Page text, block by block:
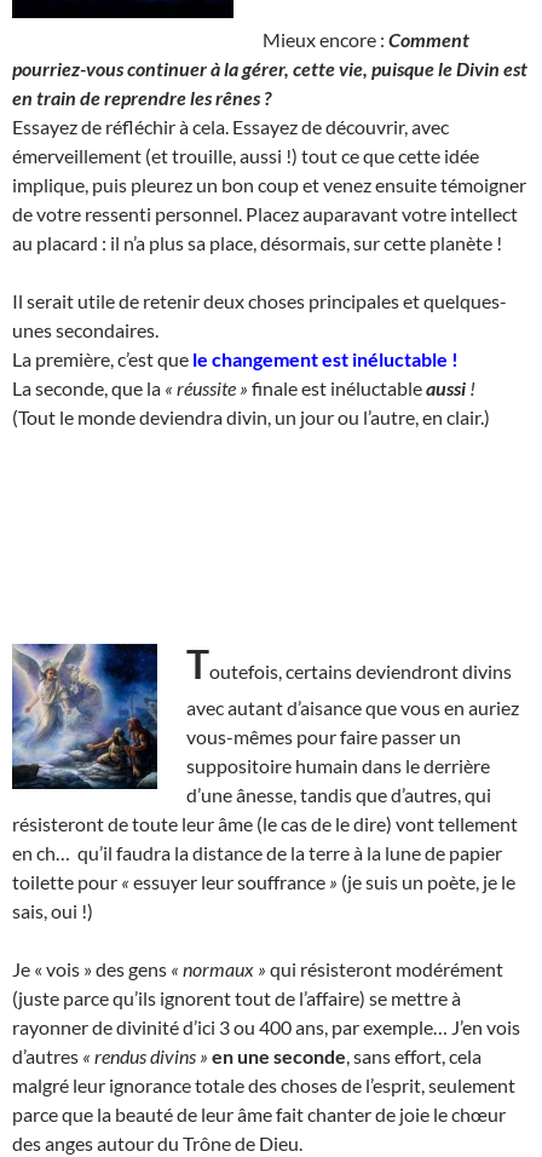
Mieux encore : Comment
pourriez-vous continuer à la gérer, cette vie, puisque le Divin est
en train de reprendre les rênes ?
Essayez de réfléchir à cela. Essayez de découvrir, avec
émerveillement (et trouille, aussi !) tout ce que cette idée
implique, puis pleurez un bon coup et venez ensuite témoigner
de votre ressenti personnel. Placez auparavant votre intellect
au placard : il n’a plus sa place, désormais, sur cette planète !
Il serait utile de retenir deux choses principales et quelques-
unes secondaires.
La première, c’est que le changement est inéluctable !
La seconde, que la « réussite » finale est inéluctableaussi !
(Tout le monde deviendra divin, un jour ou l’autre, en clair.)
Toutefois, certains deviendront divins
avec autant d’aisance que vous en auriez
vous-mêmes pour faire passer un
suppositoire humain dans le derrière
d’une ânesse, tandis que d’autres, qui
résisteront de toute leur âme (le cas de le dire) vont tellement
en ch… qu’il faudra la distance de la terre à la lune de papier
toilette pour « essuyer leur souffrance » (je suis un poète, je le
sais, oui !)
Je « vois » des gens « normaux » qui résisteront modérément
(juste parce qu’ils ignorent tout de l’affaire) se mettre à
rayonner de divinité d’ici 3 ou 400 ans, par exemple… J’en vois
d’autres « rendus divins » en une seconde , sans effort, cela
malgré leur ignorance totale des choses de l’esprit, seulement
parce que la beauté de leur âme fait chanter de joie le chœur
des anges autour du Trône de Dieu.